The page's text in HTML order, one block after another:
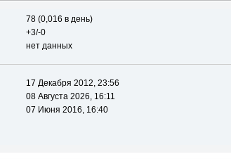
78 (0,016 в день)
+3/-0
нет данных
17 Декабря 2012, 23:56
08 Августа 2026, 16:11
07 Июня 2016, 16:40